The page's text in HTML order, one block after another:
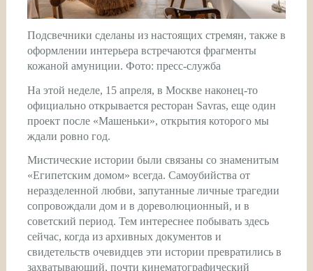
Подсвечники сделаны из настоящих стремян, также в
оформлении интерьера встречаются фрагменты
кожаной амуниции. Фото: пресс-служба
На этой неделе, 15 апреля, в Москве наконец-то
официально открывается ресторан Savras, еще один
проект после «Машеньки», открытия которого мы
ждали ровно год.
Мистические истории были связаны со знаменитым
«Египетским домом» всегда. Самоубийства от
неразделенной любви, запутанные личные трагедии
сопровождали дом и в дореволюционный, и в
советский период. Тем интереснее побывать здесь
сейчас, когда из архивных документов и
свидетельств очевидцев эти истории превратились в
захватывающий, почти кинематографический